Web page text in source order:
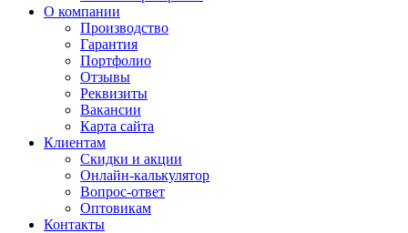
О компании
Производство
Гарантия
Портфолио
Отзывы
Реквизиты
Вакансии
Карта сайта
Клиентам
Скидки и акции
Онлайн-калькулятор
Вопрос-ответ
Оптовикам
Контакты